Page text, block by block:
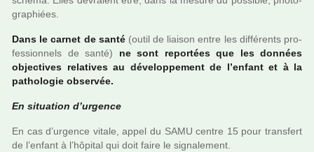
gra­phiées.
Dans le carnet de santé(outil de liai­son entre les dif­fé­rents pro­
fes­sion­nels de santé) ne sont repor­tées que les don­nées
objec­ti­ves rela­ti­ves au déve­lop­pe­ment de l’enfant et à la
patho­lo­gie obser­vée.
En situa­tion d’urgence
En cas d’urgence vitale, appel du SAMU centre 15 pour trans­fert
de l’enfant à l’hôpi­tal qui doit faire le signa­le­ment.